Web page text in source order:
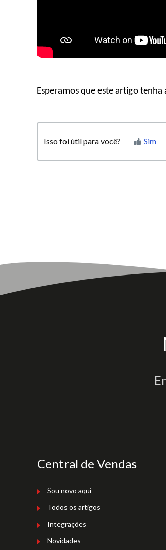
Esperamos que este artigo tenha
Isso foi útil para você? Sim
Central de Vendas
Sou novo aqui
Todos os artigos
Integrações
Novidades